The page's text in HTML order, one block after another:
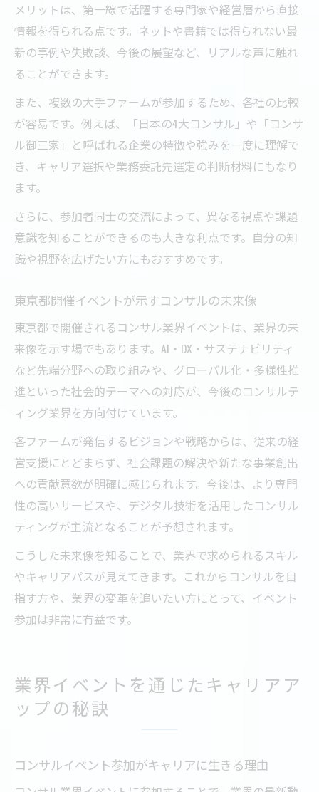
メリットは、第一線で活躍する専門家や経営層から直接
情報を得られる点です。ネットや書籍では得られない最
新の事例や失敗談、今後の展望など、リアルな声に触れ
ることができます。
また、複数の大手ファームが参加するため、各社の比較
が容易です。例えば、「日本の4大コンサル」や「コンサ
ル御三家」と呼ばれる企業の特徴や強みを一度に理解で
き、キャリア選択や業務委託先選定の判断材料にもなり
ます。
さらに、参加者同士の交流によって、異なる視点や課題
意識を知ることができるのも大きな利点です。自分の知
識や視野を広げたい方にもおすすめです。
東京都開催イベントが示すコンサルの未来像
東京都で開催されるコンサル業界イベントは、業界の未
来像を示す場でもあります。AI・DX・サステナビリティ
など先端分野への取り組みや、グローバル化・多様性推
進といった社会的テーマへの対応が、今後のコンサルテ
ィング業界を方向付けています。
各ファームが発信するビジョンや戦略からは、従来の経
営支援にとどまらず、社会課題の解決や新たな事業創出
への貢献意欲が明確に感じられます。今後は、より専門
性の高いサービスや、デジタル技術を活用したコンサル
ティングが主流となることが予想されます。
こうした未来像を知ることで、業界で求められるスキル
やキャリアパスが見えてきます。これからコンサルを目
指す方や、業界の変革を追いたい方にとって、イベント
参加は非常に有益です。
業界イベントを通じたキャリアア
ップの秘訣
コンサルイベント参加がキャリアに生きる理由